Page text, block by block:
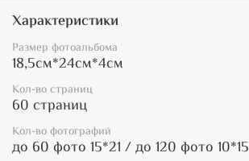
Характеристики
Размер фотоальбома
18,5см*24см*4см
Кол-во страниц
60 страниц
Кол-во фотографий
до 60 фото 15*21 / до 120 фото 10*15